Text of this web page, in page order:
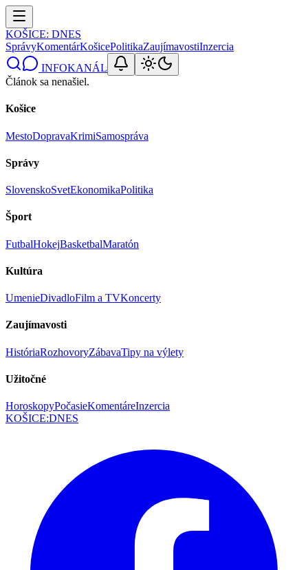
KOŠICE: DNES
SprávyKomentárKošicePolitikaZaujímavostiInzercia
INFOKANÁL
Článok sa nenašiel.
Košice
MestoDopravaKrimiSamospráva
Správy
SlovenskoSvetEkonomikaPolitika
Šport
FutbalHokejBasketbalMaratón
Kultúra
UmenieDivadloFilm a TVKoncerty
Zaujímavosti
HistóriaRozhovoryZábavaTipy na výlety
Užitočné
HoroskopyPočasieKomentáreInzercia
KOŠICE:DNES